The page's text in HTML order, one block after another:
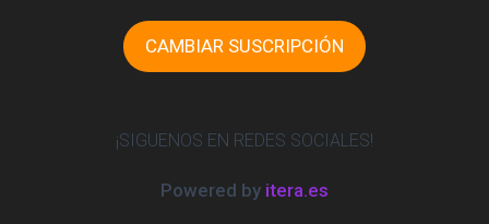
CAMBIAR SUSCRIPCIÓN
¡SIGUENOS EN REDES SOCIALES!
Powered by itera.es